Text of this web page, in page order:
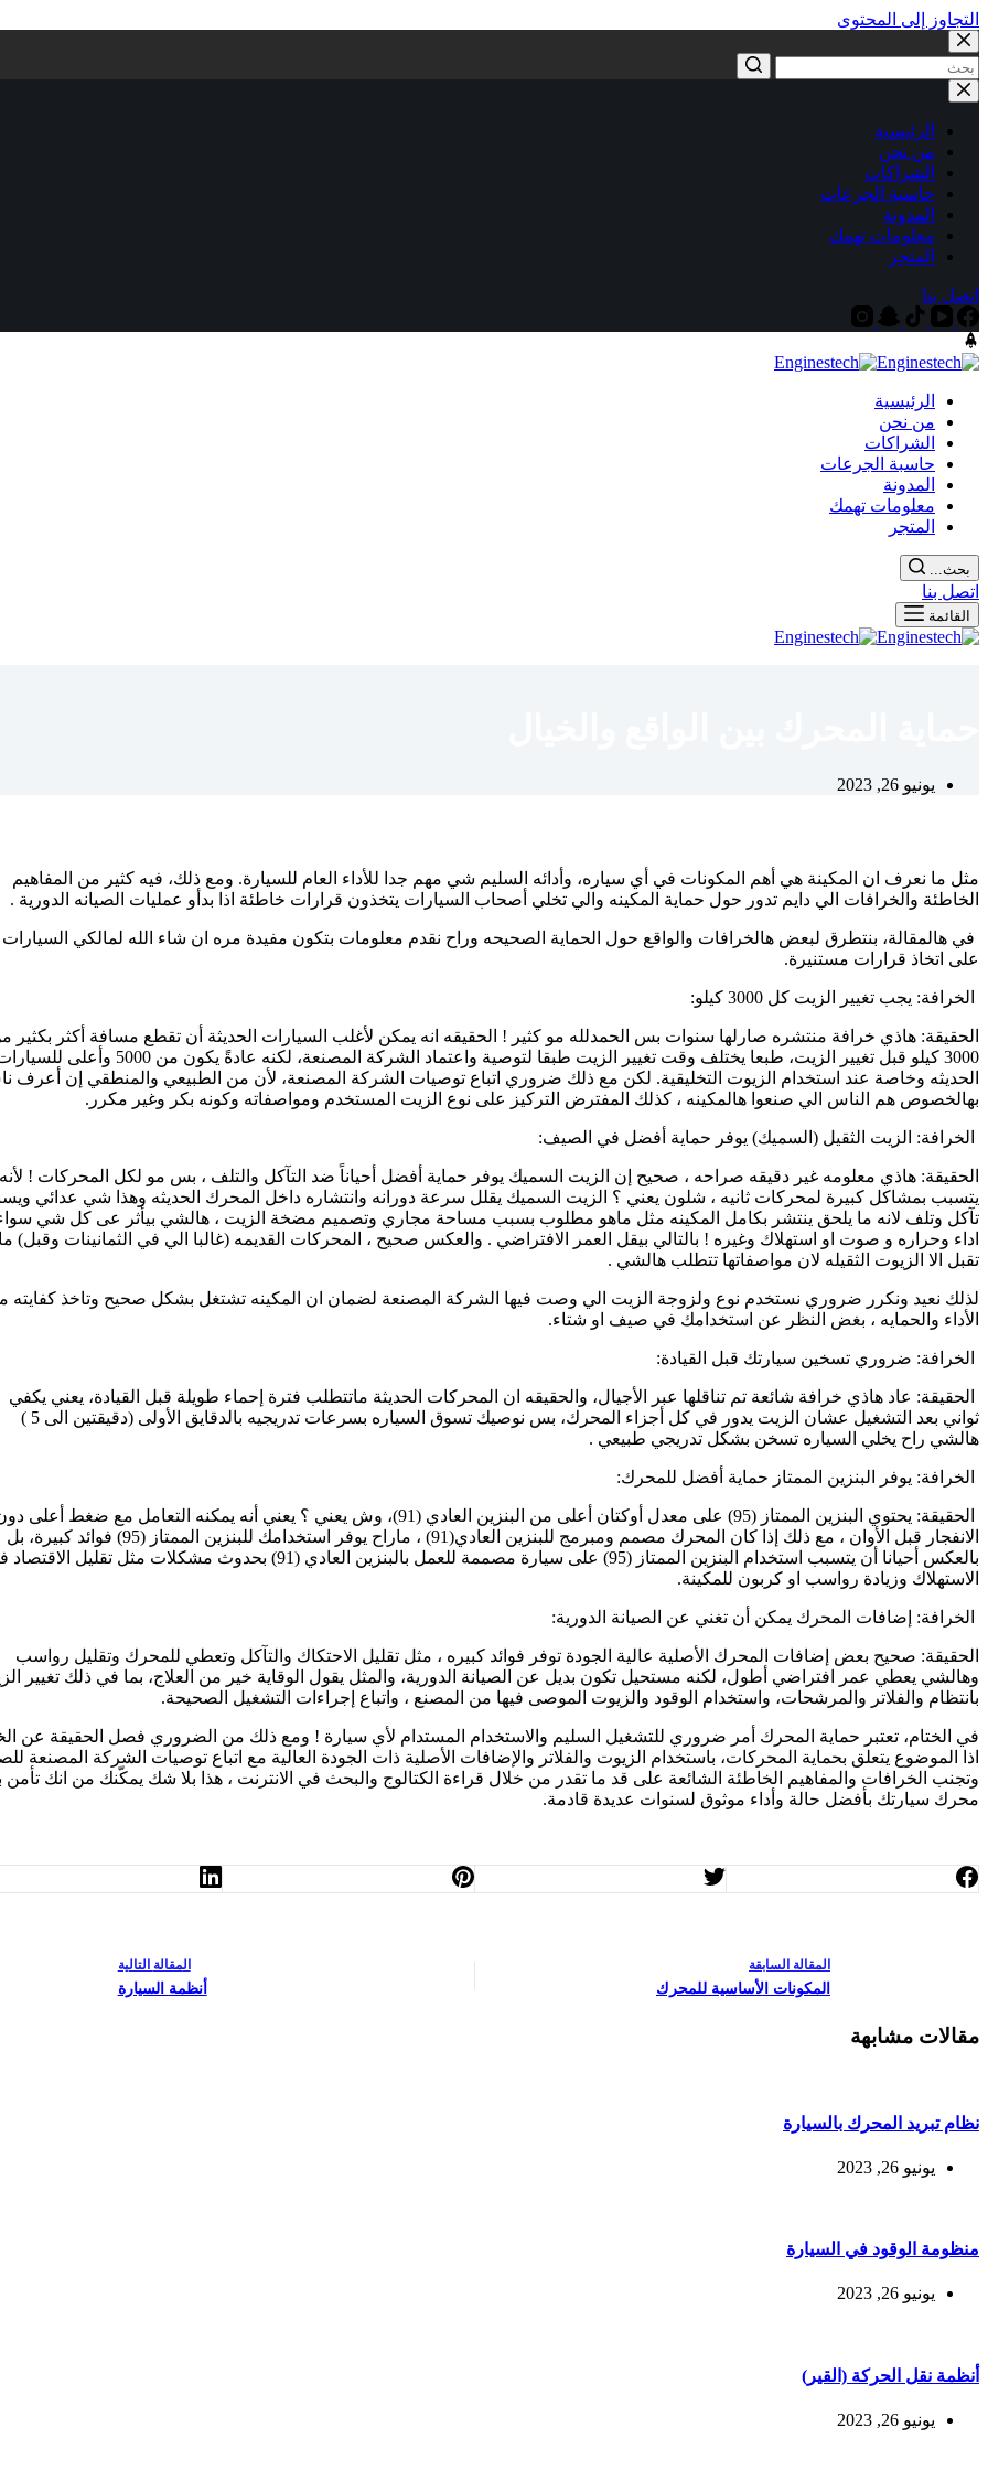
التجاوز إلى المحتوى
الرئيسية
من نحن
الشراكات
حاسبة الجرعات
المدونة
معلومات تهمك
المتجر
اتصل بنا
الرئيسية
من نحن
الشراكات
حاسبة الجرعات
المدونة
معلومات تهمك
المتجر
بحث...
اتصل بنا
القائمة
يونيو 26, 2023
مثل ما نعرف ان المكينة هي أهم المكونات في أي سياره، وأدائه السليم شي مهم جدا للأداء العام للسيارة. ومع ذلك، فيه كثير من المفاهيم
الخاطئة والخرافات الي دايم تدور حول حماية المكينه والي تخلي أصحاب السيارات يتخذون قرارات خاطئة اذا بدأو عمليات الصيانه الدورية .
في هالمقالة، بنتطرق لبعض هالخرافات والواقع حول الحماية الصحيحه وراح نقدم معلومات بتكون مفيدة مره ان شاء الله لمالكي السيارات
على اتخاذ قرارات مستنيرة.
الخرافة: يجب تغيير الزيت كل 3000 كيلو:
الحقيقة: هاذي خرافة منتشره صارلها سنوات بس الحمدلله مو كثير ! الحقيقه انه يمكن لأغلب السيارات الحديثة أن تقطع مسافة أكثر بكثير
3000 كيلو قبل تغيير الزيت، طبعا يختلف وقت تغيير الزيت طبقا لتوصية واعتماد الشركة المصنعة، لكنه عادةً يكون من 5000 وأعلى
الحديثه وخاصة عند استخدام الزيوت التخليقية. لكن مع ذلك ضروري اتباع توصيات الشركة المصنعة، لأن من الطبيعي والمنطقي إن أعرف
بهالخصوص هم الناس الي صنعوا هالمكينه ، كذلك المفترض التركيز على نوع الزيت المستخدم ومواصفاته وكونه بكر وغير مكرر.
الخرافة: الزيت الثقيل (السميك) يوفر حماية أفضل في الصيف:
الحقيقة: هاذي معلومه غير دقيقه صراحه ، صحيح إن الزيت السميك يوفر حماية أفضل أحياناً ضد التآكل والتلف ، بس مو لكل المحركات ! لأنه
يتسبب بمشاكل كبيرة لمحركات ثانيه ، شلون يعني ؟ الزيت السميك يقلل سرعة دورانه وانتشاره داخل المحرك الحديثه وهذا شي عدائي
تآكل وتلف لانه ما يلحق ينتشر بكامل المكينه مثل ماهو مطلوب بسبب مساحة مجاري وتصميم مضخة الزيت ، هالشي بيأثر عى كل شي
اداء وحراره و صوت او استهلاك وغيره ! بالتالي بيقل العمر الافتراضي . والعكس صحيح ، المحركات القديمه (غالبا الي في الثمانينات وقبل) ما
تقبل الا الزيوت الثقيله لان مواصفاتها تتطلب هالشي .
لذلك نعيد ونكرر ضروري نستخدم نوع ولزوجة الزيت الي وصت فيها الشركة المصنعة لضمان ان المكينه تشتغل بشكل صحيح وتاخذ كفايته
الأداء والحمايه ، بغض النظر عن استخدامك في صيف او شتاء.
الخرافة: ضروري تسخين سيارتك قبل القيادة:
الحقيقة: عاد هاذي خرافة شائعة تم تناقلها عبر الأجيال، والحقيقه ان المحركات الحديثة ماتتطلب فترة إحماء طويلة قبل القيادة، يعني يكفي
ثواني بعد التشغيل عشان الزيت يدور في كل أجزاء المحرك، بس نوصيك تسوق السياره بسرعات تدريجيه بالدقايق الأولى (دقيقتين الى 5 )
هالشي راح يخلي السياره تسخن بشكل تدريجي طبيعي .
الخرافة: يوفر البنزين الممتاز حماية أفضل للمحرك:
الحقيقة: يحتوي البنزين الممتاز (95) على معدل أوكتان أعلى من البنزين العادي (91)، وش يعني ؟ يعني أنه يمكنه التعامل مع ضغط أعلى
الانفجار قبل الأوان ، مع ذلك إذا كان المحرك مصمم ومبرمج للبنزين العادي(91) ، ماراح يوفر استخدامك للبنزين الممتاز (95) فوائد كبيرة، بل
بالعكس أحيانا أن يتسبب استخدام البنزين الممتاز (95) على سيارة مصممة للعمل بالبنزين العادي (91) بحدوث مشكلات مثل تقليل
الاستهلاك وزيادة رواسب او كربون للمكينة.
الخرافة: إضافات المحرك يمكن أن تغني عن الصيانة الدورية:
الحقيقة: صحيح بعض إضافات المحرك الأصلية عالية الجودة توفر فوائد كبيره ، مثل تقليل الاحتكاك والتآكل وتعطي للمحرك وتقليل رواسب
وهالشي يعطي عمر افتراضي أطول، لكنه مستحيل تكون بديل عن الصيانة الدورية، والمثل يقول الوقاية خير من العلاج، بما في ذلك تغيير
بانتظام والفلاتر والمرشحات، واستخدام الوقود والزيوت الموصى فيها من المصنع ، واتباع إجراءات التشغيل الصحيحة.
في الختام، تعتبر حماية المحرك أمر ضروري للتشغيل السليم والاستخدام المستدام لأي سيارة ! ومع ذلك من الضروري فصل الحقيقة عن
اذا الموضوع يتعلق بحماية المحركات، باستخدام الزيوت والفلاتر والإضافات الأصلية ذات الجودة العالية مع اتباع توصيات الشركة المصنعة
وتجنب الخرافات والمفاهيم الخاطئة الشائعة على قد ما تقدر من خلال قراءة الكتالوج والبحث في الانترنت ، هذا بلا شك يمكّنك من انك تأمن
محرك سيارتك بأفضل حالة وأداء موثوق لسنوات عديدة قادمة.
المقالة السابقة
المكونات الأساسية للمحرك
المقالة التالية
أنظمة السيارة
مقالات مشابهة
نظام تبريد المحرك بالسيارة
يونيو 26, 2023
منظومة الوقود في السيارة
يونيو 26, 2023
أنظمة نقل الحركة (القير)
يونيو 26, 2023